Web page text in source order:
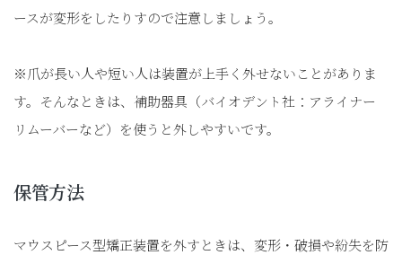
ースが変形をしたりすので注意しましょう。
※爪が長い人や短い人は装置が上手く外せないことがありま
す。そんなときは、補助器具（バイオデント社：アライナー
リムーバーなど）を使うと外しやすいです。
保管方法
マウスピース型矯正装置を外すときは、変形・破損や紛失を防